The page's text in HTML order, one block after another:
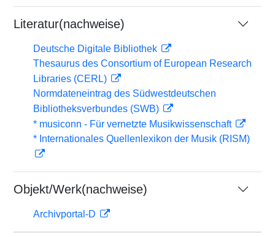
Literatur(nachweise)
Deutsche Digitale Bibliothek
Thesaurus des Consortium of European Research
Libraries (CERL)
Normdateneintrag des Südwestdeutschen
Bibliotheksverbundes (SWB)
* musiconn - Für vernetzte Musikwissenschaft
* Internationales Quellenlexikon der Musik (RISM)
Objekt/Werk(nachweise)
Archivportal-D